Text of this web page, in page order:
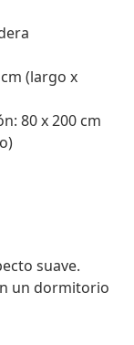
(largo x
80 x 200 cm
suave.
un dormitorio